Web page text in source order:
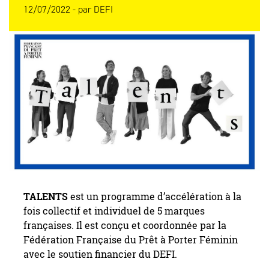
12/07/2022 - par DEFI
TALENTSest un programme d’accélération à la
fois collectif et individuel de 5 marques
françaises. Il est conçu et coordonnée par la
Fédération Française du Prêt à Porter Féminin
avec le soutien financier du DEFI.